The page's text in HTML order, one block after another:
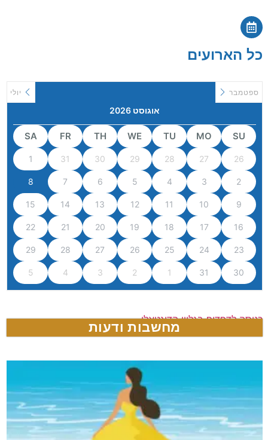
כל הארועים
יולי
אוגוסט 2026
ספטמבר
SU
MO
TU
WE
TH
FR
SA
26
27
28
29
30
31
1
2
3
4
5
6
7
8
9
10
11
12
13
14
15
16
17
18
19
20
21
22
23
24
25
26
27
28
29
30
31
1
2
3
4
5
כניסה לדפדוף בגליון הדיגטאלי
מחשבות ודעות